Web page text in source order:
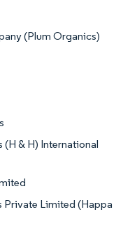
(Plum Organics)
(H & H) International
Private Limited (Happa